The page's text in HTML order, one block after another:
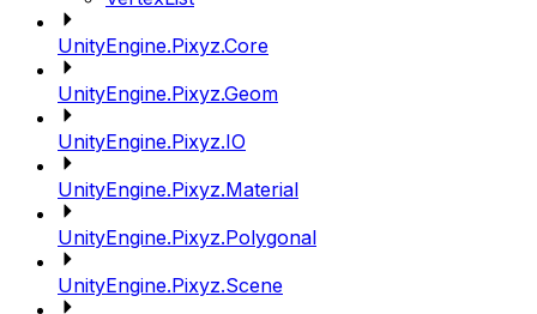
UnityEngine.Pixyz.Core
UnityEngine.Pixyz.Geom
UnityEngine.Pixyz.IO
UnityEngine.Pixyz.Material
UnityEngine.Pixyz.Polygonal
UnityEngine.Pixyz.Scene